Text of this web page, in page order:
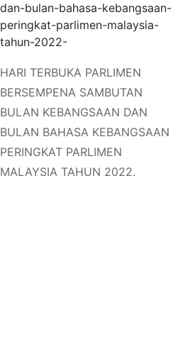
HARI TERBUKA PARLIMEN
BERSEMPENA SAMBUTAN
BULAN KEBANGSAAN DAN
BULAN BAHASA KEBANGSAAN
PERINGKAT PARLIMEN
MALAYSIA TAHUN 2022.